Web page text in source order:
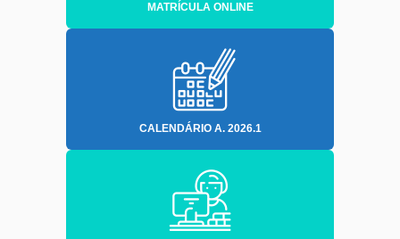
MATRÍCULA ONLINE
CALENDÁRIO A. 2026.1